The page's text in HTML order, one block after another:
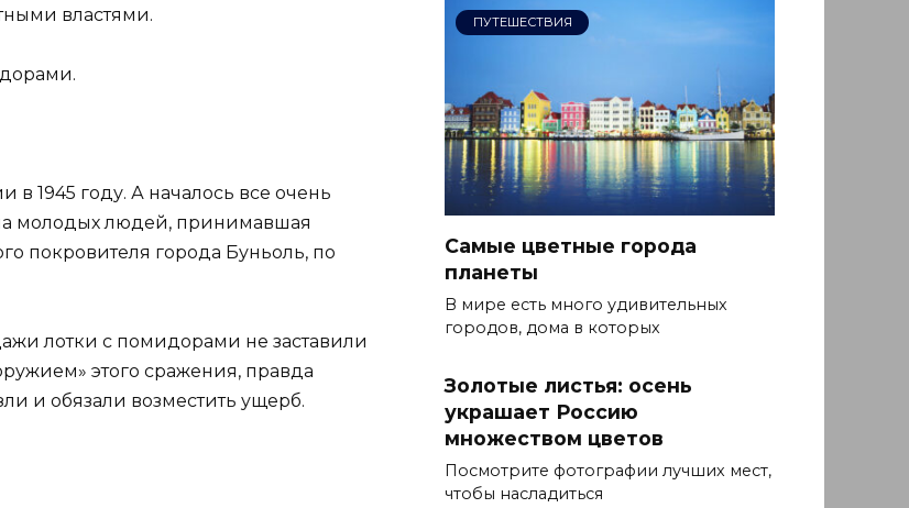
властями.
1945 году. А началось все очень
молодых людей, принимавшая
покровителя города Буньоль, по
лотки с помидорами не заставили
этого сражения, правда
и обязали возместить ущерб.
ПУТЕШЕСТВИЯ
Самые цветные города
планеты
В мире есть много удивительных
городов, дома в которых
Золотые листья: осень
украшает Россию
множеством цветов
Посмотрите фотографии лучших мест,
чтобы насладиться